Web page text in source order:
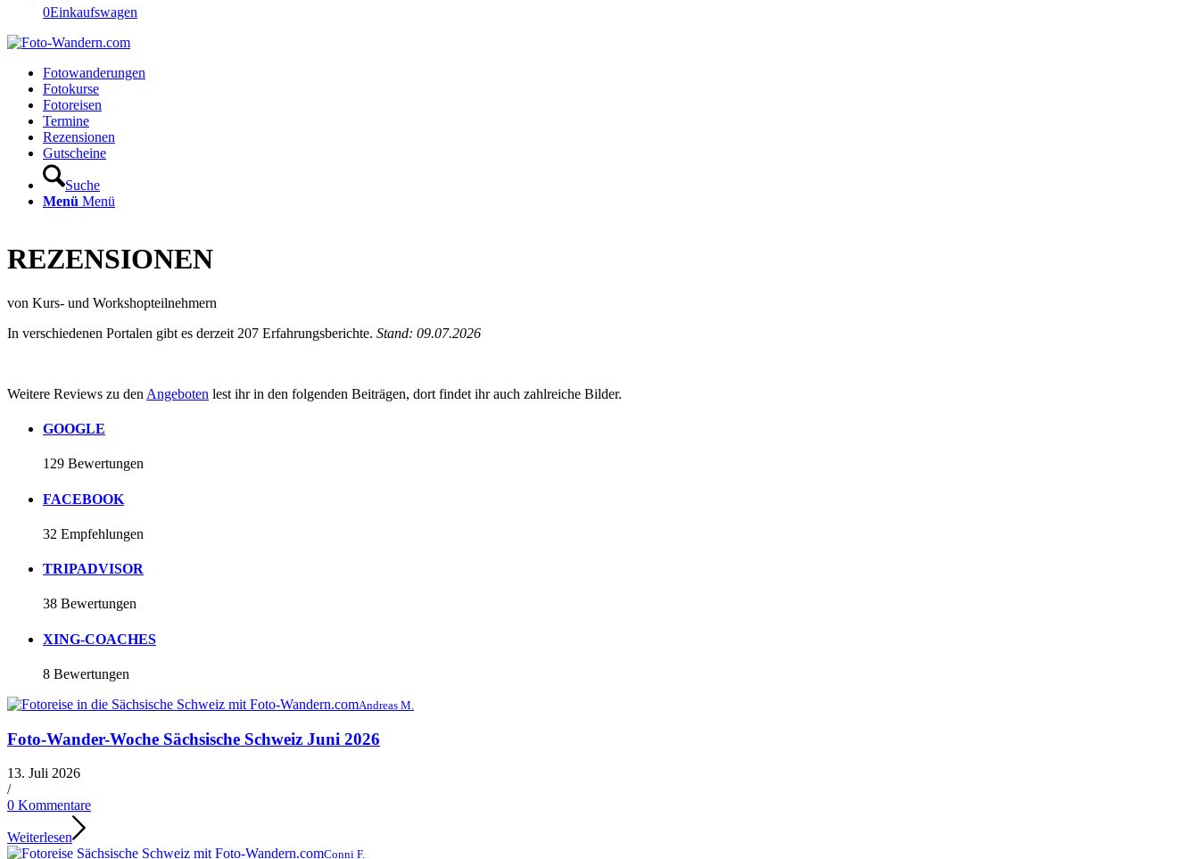
0Einkaufswagen
Fotowanderungen
Fotokurse
Fotoreisen
Termine
Rezensionen
Gutscheine
Suche
Menü Menü
REZENSIONEN
von Kurs- und Workshopteilnehmern
In verschiedenen Portalen gibt es derzeit 207 Erfahrungsberichte. Stand: 09.07.2026
Weitere Reviews zu den Angeboten lest ihr in den folgenden Beiträgen, dort findet ihr auch zahlreiche Bilder.
GOOGLE
129 Bewertungen
FACEBOOK
32 Empfehlungen
TRIPADVISOR
38 Bewertungen
XING-COACHES
8 Bewertungen
Andreas M.
Foto-Wander-Woche Sächsische Schweiz Juni 2026
13. Juli 2026
/
0 Kommentare
Weiterlesen
Conni F.